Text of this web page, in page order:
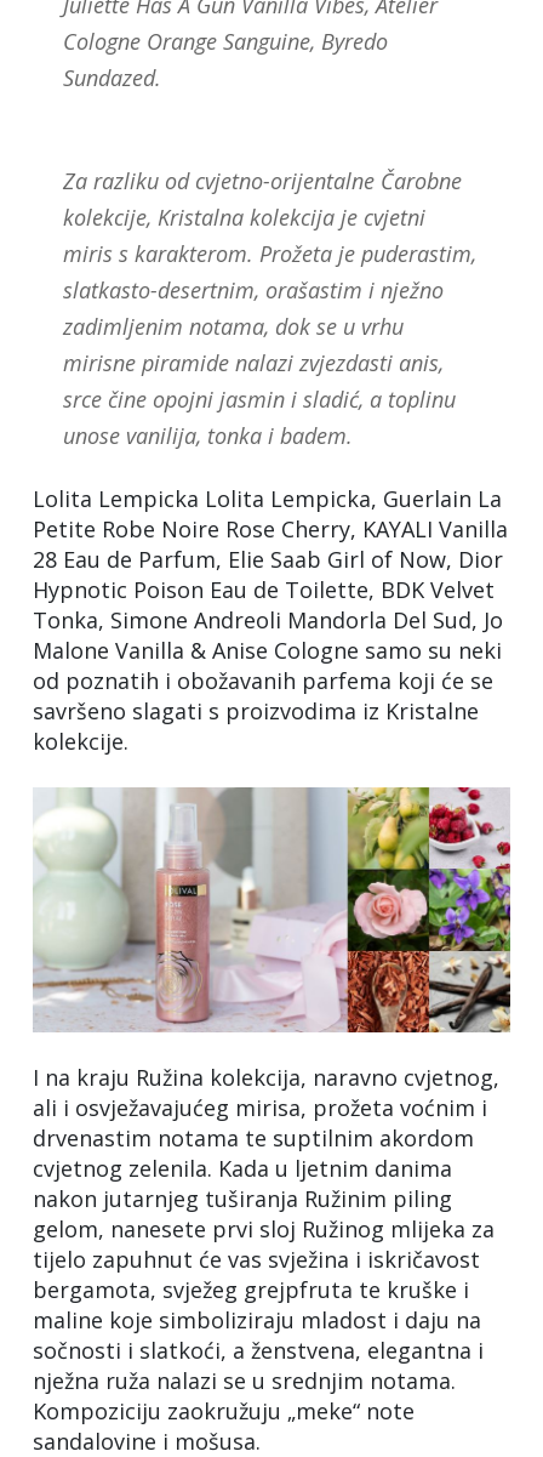
Cologne Orange Sanguine, Byredo
Sundazed.
Za razliku od cvjetno-orijentalne Čarobne
kolekcije, Kristalna kolekcija je cvjetni
miris s karakterom. Prožeta je puderastim,
slatkasto-desertnim, orašastim i nježno
zadimljenim notama, dok se u vrhu
mirisne piramide nalazi zvjezdasti anis,
srce čine opojni jasmin i sladić, a toplinu
unose vanilija, tonka i badem.
Lolita Lempicka Lolita Lempicka, Guerlain La
Petite Robe Noire Rose Cherry, KAYALI Vanilla
28 Eau de Parfum, Elie Saab Girl of Now, Dior
Hypnotic Poison Eau de Toilette, BDK Velvet
Tonka, Simone Andreoli Mandorla Del Sud, Jo
Malone Vanilla & Anise Cologne samo su neki
od poznatih i obožavanih parfema koji će se
savršeno slagati s proizvodima iz Kristalne
kolekcije.
I na kraju Ružina kolekcija, naravno cvjetnog,
ali i osvježavajućeg mirisa, prožeta voćnim i
drvenastim notama te suptilnim akordom
cvjetnog zelenila. Kada u ljetnim danima
nakon jutarnjeg tuširanja Ružinim piling
gelom, nanesete prvi sloj Ružinog mlijeka za
tijelo zapuhnut će vas svježina i iskričavost
bergamota, svježeg grejpfruta te kruške i
maline koje simboliziraju mladost i daju na
sočnosti i slatkoći, a ženstvena, elegantna i
nježna ruža nalazi se u srednjim notama.
Kompoziciju zaokružuju „meke“ note
sandalovine i mošusa.